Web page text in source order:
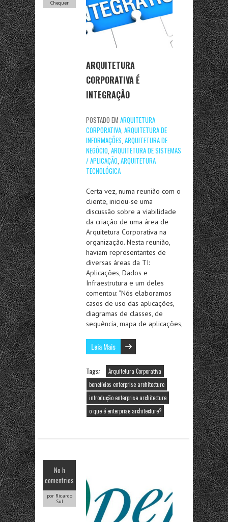
Chequer
ARQUITETURA
CORPORATIVA É
INTEGRAÇÃO
POSTADO EM ARQUITETURA
CORPORATIVA, ARQUITETURA DE
INFORMAÇÕES, ARQUITETURA DE
NEGÓCIO, ARQUITETURA DE SISTEMAS
/ APLICAÇÃO, ARQUITETURA
TECNOLÓGICA
Certa vez, numa reunião com o
cliente, iniciou-se uma
discussão sobre a viabilidade
da criação de uma área de
Arquitetura Corporativa na
organização. Nesta reunião,
haviam representantes de
diversas áreas da TI:
Aplicações, Dados e
Infraestrutura e um deles
comentou: “Nós elaboramos
casos de uso das aplicações,
diagramas de classes, de
sequência, mapa de aplicações,
Leia Mais
Tags:
Arquitetura Corporativa
benefícios enterprise architecture
introdução enterprise architecture
o que é enterprise architecture?
No h
comentrios
por Ricardo
Sul